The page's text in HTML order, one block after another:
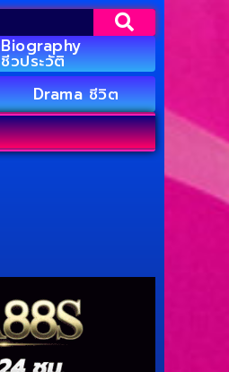
Biography
ชีวประวัติ
Drama ชีวิต